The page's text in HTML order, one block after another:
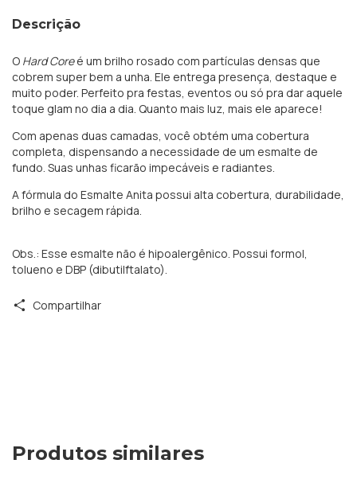
Descrição
O Hard Coreé um brilho rosado com partículas densas que
cobrem super bem a unha. Ele entrega presença, destaque e
muito poder. Perfeito pra festas, eventos ou só pra dar aquele
toque glam no dia a dia. Quanto mais luz, mais ele aparece!
Com apenas duas camadas, você obtém uma cobertura
completa, dispensando a necessidade de um esmalte de
fundo. Suas unhas ficarão impecáveis e radiantes.
A fórmula do Esmalte Anita possui alta cobertura, durabilidade,
brilho e secagem rápida.
Obs.: Esse esmalte não é hipoalergênico. Possui formol,
tolueno e DBP (dibutilftalato).
Compartilhar
Produtos similares